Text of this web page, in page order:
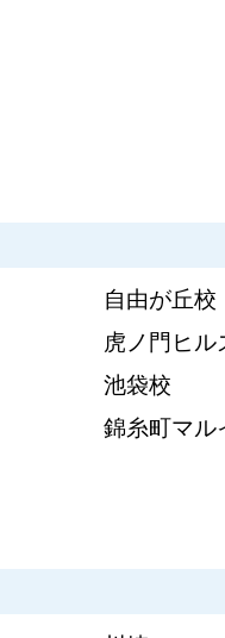
自由が丘校
虎ノ門ヒル
池袋校
錦糸町マル